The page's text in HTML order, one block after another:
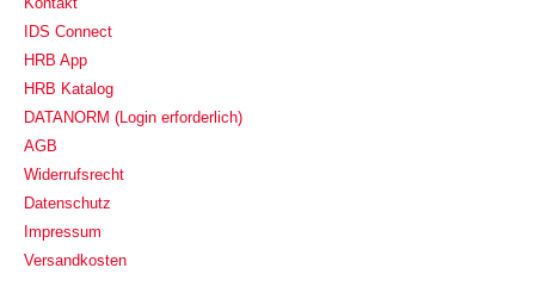
IDS Connect
HRB App
HRB Katalog
DATANORM (Login erforderlich)
AGB
Widerrufsrecht
Datenschutz
Impressum
Versandkosten